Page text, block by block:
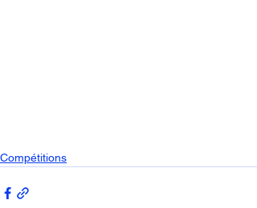
Compétitions